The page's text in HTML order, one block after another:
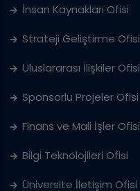
İnsan Kaynakları Ofisi
Strateji Geliştirme Ofisi
Uluslararası İlişkiler Ofisi
Sponsorlu Projeler Ofisi
Finans ve Mali İşler Ofisi
Bilgi Teknolojileri Ofisi
Üniversite İletişim Ofisi